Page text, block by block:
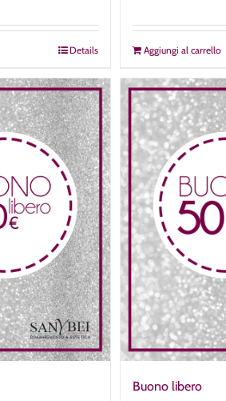
Details Aggiungi al carrello
Buono libero